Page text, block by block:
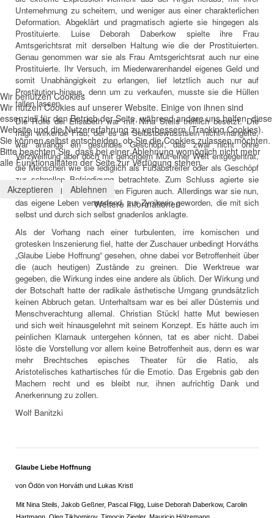
Unternehmung zu scheitern, und weniger aus einer charakterlichen
Deformation. Abgeklärt und pragmatisch agierte sie hingegen als
Prostituierte. Luise Deborah Daberkow spielte ihre Frau
Amtsgerichtsrat mit derselben Haltung wie die der Prostituierten.
Genau genommen war sie als Frau Amtsgerichtsrat auch nur eine
Prostituierte. Ihr Versuch, im Miederwarenhandel eigenes Geld und
somit Unabhängigkeit zu erlangen, lief letztlich auch nur auf
Prostitution hinaus, denn um zu verkaufen, musste sie die Hüllen
fallen lassen.
Die Rolle der Elisabeth war mit Nina Steils trefflich besetzt. Die
fragil wirkende Frau, der es an Selbstbewusstsein nicht mangelte,
war anfangs ein gesundes Geschöpf, das zwar nicht ohne
Verzweiflung aber doch mit gehörigem Mut einer Welt entgegentrat,
die Menschen wie sie lediglich als Fußabstreifer oder als Geschöpf
zur schnellen Befriedigung betrachtete. Zum Schluss agierte sie
ebenso schrill wie die anderen Figuren auch. Allerdings war sie nun,
das eigene Leben verwerfend, zur Zynikerin geworden, die mit sich
selbst und durch sich selbst gnadenlos anklagte.
Als der Vorhang nach einer turbulenten, irre komischen und
grotesken Inszenierung fiel, hatte der Zuschauer unbedingt Horváths
„Glaube Liebe Hoffnung“ gesehen, ohne dabei vor Betroffenheit über
die (auch heutigen) Zustände zu greinen. Die Werktreue war
gegeben, die Wirkung indes eine andere als üblich. Der Wirkung und
der Botschaft hatte der radikale ästhetische Umgang grundsätzlich
keinen Abbruch getan. Unterhaltsam war es bei aller Düsternis und
Menschverachtung allemal. Christian Stückl hatte Mut bewiesen
und sich weit hinausgelehnt mit seinem Konzept. Es hätte auch im
peinlichen Klamauk untergehen können, tat es aber nicht. Dabei
löste die Vorstellung vor allem keine Betroffenheit aus, denn es war
mehr Brechtsches episches Theater für die Ratio, als
Aristotelisches kathartisches für die Emotio. Das Ergebnis gab den
Machern recht und es bleibt nur, ihnen aufrichtig Dank und
Anerkennung zu zollen.
Wolf Banitzki
Glaube Liebe Hoffnung
von Ödön von Horváth und Lukas Kristl
Mit Nina Steils, Jakob Geßner, Pascal Fligg, Luise Deborah Daberkow, Carolin
Wir benutzen Cookies
Wir nutzen Cookies auf unserer Website. Einige von ihnen sind
essenziell für den Betrieb der Seite, während andere uns helfen, diese
Website und die Nutzererfahrung zu verbessern (Tracking Cookies).
Sie können selbst entscheiden, ob Sie die Cookies zulassen möchten.
Bitte beachten Sie, dass bei einer Ablehnung womöglich nicht mehr
alle Funktionalitäten der Seite zur Verfügung stehen.
Akzeptieren
Ablehnen
Weitere Informationen